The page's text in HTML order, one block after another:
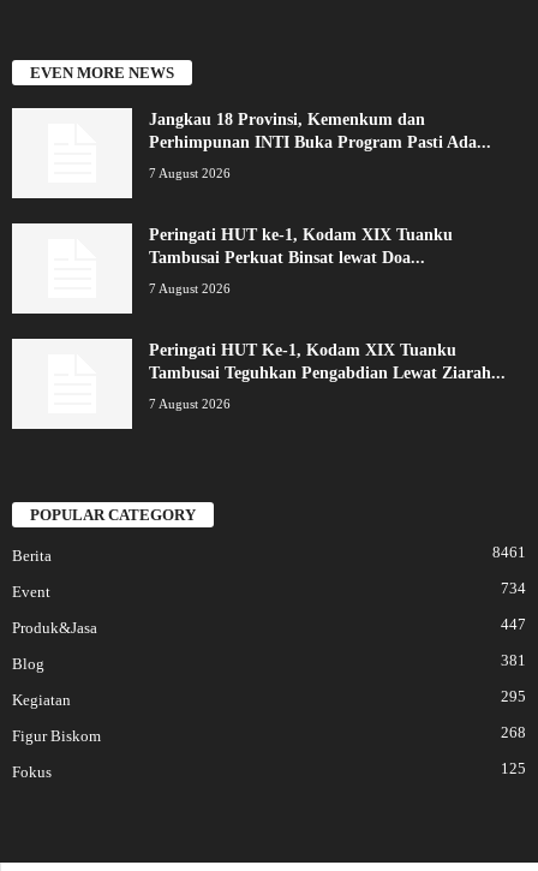
EVEN MORE NEWS
Jangkau 18 Provinsi, Kemenkum dan
Perhimpunan INTI Buka Program Pasti Ada...
7 August 2026
Peringati HUT ke-1, Kodam XIX Tuanku
Tambusai Perkuat Binsat lewat Doa...
7 August 2026
Peringati HUT Ke-1, Kodam XIX Tuanku
Tambusai Teguhkan Pengabdian Lewat Ziarah...
7 August 2026
POPULAR CATEGORY
Berita 8461
Event 734
Produk&Jasa 447
Blog 381
Kegiatan 295
Figur Biskom 268
Fokus 125